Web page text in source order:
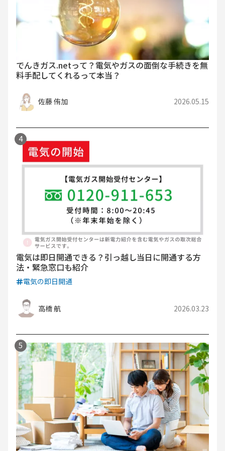
でんきガス.netって？電気やガスの面倒な手続きを無
料手配してくれるって本当？
佐藤 侑加 2026.05.15
電気は即日開通できる？引っ越し当日に開通する方
法・緊急窓口も紹介
電気の即日開通
高橋 航 2026.03.23